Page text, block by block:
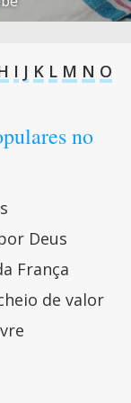
I J K L M N O
no
Deus
França
de valor